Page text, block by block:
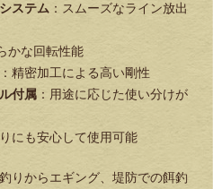
ステム ：スムーズなライン放出
かな回転性能
：精密加工による高い剛性
付属 ：用途に応じた使い分けが
りにも安心して使用可能
りからエギング、堤防での餌釣